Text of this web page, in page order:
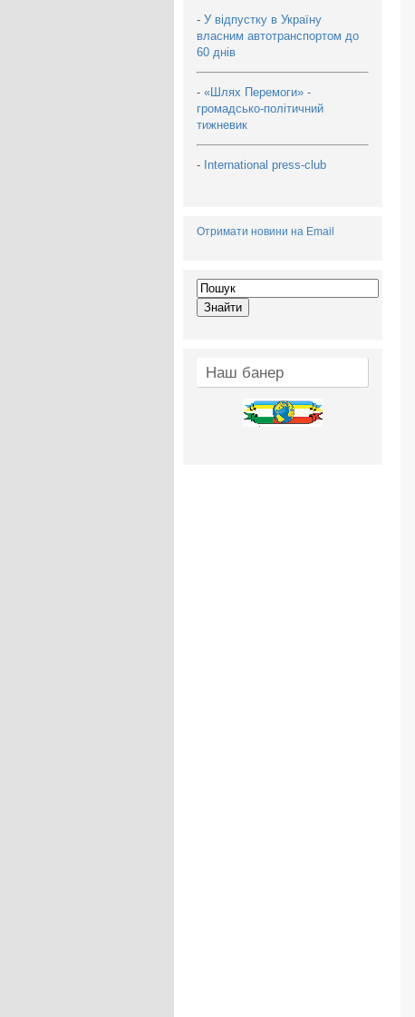
- У відпустку в Україну
власним автотранспортом до
60 днів
- «Шлях Перемоги» -
громадсько-політичний
тижневик
- International press-club
Отримати новини на Email
Наш банер